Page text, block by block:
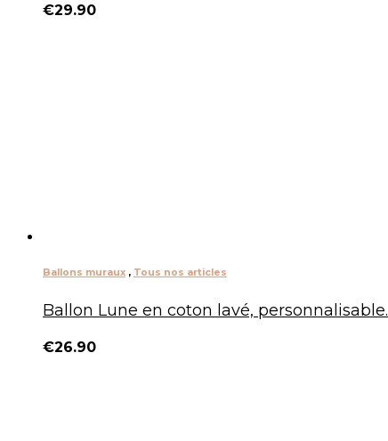
€29.90
Ballons muraux , Tous nos articles
Ballon Lune en coton lavé, personnalisable.
€26.90